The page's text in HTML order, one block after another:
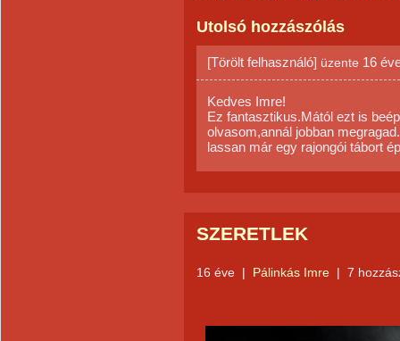
Utolsó hozzászólás
[Törölt felhasználó] üzente 16
Kedves Imre!
Ez fantasztikus.Mától ezt is
olvasom,annál jobban
lassan már egy rajongói tábort
SZERETLEK
16 éve | Pálinkás Imre | 7